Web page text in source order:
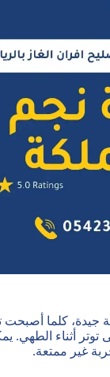
جيدة، كلما أصبحت
أثناء الطهي.
غير ممتعة.